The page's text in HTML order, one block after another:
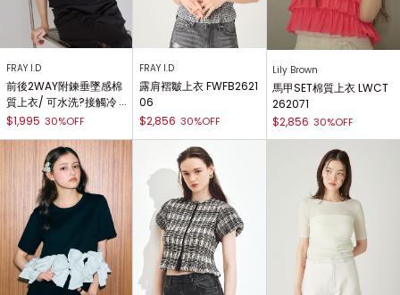
FRAY I.D
前後2WAY附鍊垂墜感棉
質上衣/ 可水洗?接觸冷
感 FWCT262123
$1,995 30%OFF
FRAY I.D
露肩褶皺上衣 FWFB2621
06
$2,856 30%OFF
Lily Brown
馬甲SET棉質上衣 LWCT
262071
$2,856 30%OFF